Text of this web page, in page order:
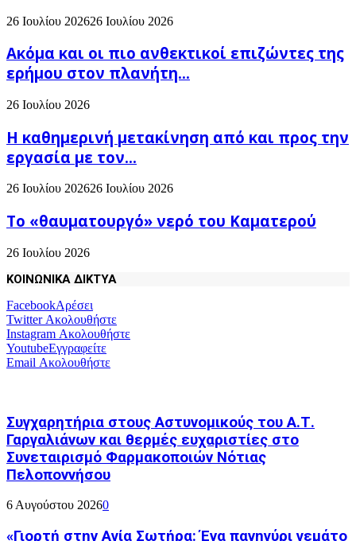
26 Ιουλίου 202626 Ιουλίου 2026
Ακόμα και οι πιο ανθεκτικοί επιζώντες της
ερήμου στον πλανήτη...
26 Ιουλίου 2026
H καθημερινή μετακίνηση από και προς την
εργασία με τον...
26 Ιουλίου 202626 Ιουλίου 2026
Το «θαυματουργό» νερό του Καματερού
26 Ιουλίου 2026
ΚΟΙΝΩΝΙΚΑ ΔΙΚΤΥΑ
FacebookΑρέσει
TwitterΑκολουθήστε
Instagram Ακολουθήστε
YoutubeΕγγραφείτε
Email Ακολουθήστε
Συγχαρητήρια στους Αστυνομικούς του Α.Τ.
Γαργαλιάνων και θερμές ευχαριστίες στο
Συνεταιρισμό Φαρμακοποιών Νότιας
Πελοποννήσου
6 Αυγούστου 20260
«Γιορτή στην Αγία Σωτήρα: Ένα πανηγύρι γεμάτο